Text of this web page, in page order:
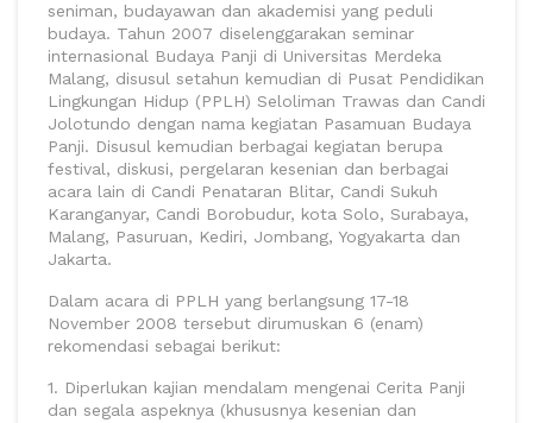
seniman, budayawan dan akademisi yang peduli
budaya. Tahun 2007 diselenggarakan seminar
internasional Budaya Panji di Universitas Merdeka
Malang, disusul setahun kemudian di Pusat Pendidikan
Lingkungan Hidup (PPLH) Seloliman Trawas dan Candi
Jolotundo dengan nama kegiatan Pasamuan Budaya
Panji. Disusul kemudian berbagai kegiatan berupa
festival, diskusi, pergelaran kesenian dan berbagai
acara lain di Candi Penataran Blitar, Candi Sukuh
Karanganyar, Candi Borobudur, kota Solo, Surabaya,
Malang, Pasuruan, Kediri, Jombang, Yogyakarta dan
Jakarta.
Dalam acara di PPLH yang berlangsung 17-18
November 2008 tersebut dirumuskan 6 (enam)
rekomendasi sebagai berikut:
1. Diperlukan kajian mendalam mengenai Cerita Panji
dan segala aspeknya (khususnya kesenian dan